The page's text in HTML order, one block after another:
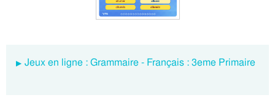
Jeux en ligne : Grammaire - Français : 3eme Primaire